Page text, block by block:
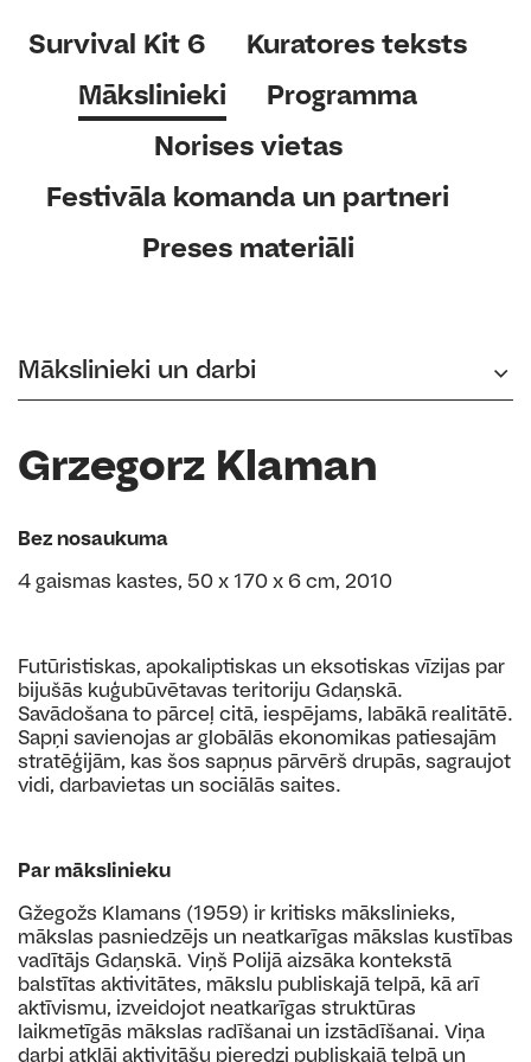
Survival Kit 6
Kuratores teksts
Mākslinieki
Programma
Norises vietas
Festivāla komanda un partneri
Preses materiāli
Mākslinieki un darbi
Grzegorz Klaman
Bez nosaukuma
4 gaismas kastes, 50 x 170 x 6 cm, 2010
Futūristiskas, apokaliptiskas un eksotiskas vīzijas par
bijušās kuģubūvētavas teritoriju Gdaņskā.
Savādošana to pārceļ citā, iespējams, labākā realitātē.
Sapņi savienojas ar globālās ekonomikas patiesajām
stratēģijām, kas šos sapņus pārvērš drupās, sagraujot
vidi, darbavietas un sociālās saites.
Par mākslinieku
Gžegožs Klamans (1959) ir kritisks mākslinieks,
mākslas pasniedzējs un neatkarīgas mākslas kustības
vadītājs Gdaņskā. Viņš Polijā aizsāka kontekstā
balstītas aktivitātes, mākslu publiskajā telpā, kā arī
aktīvismu, izveidojot neatkarīgas struktūras
laikmetīgās mākslas radīšanai un izstādīšanai. Viņa
darbi atklāj aktivitāšu pieredzi publiskajā telpā un